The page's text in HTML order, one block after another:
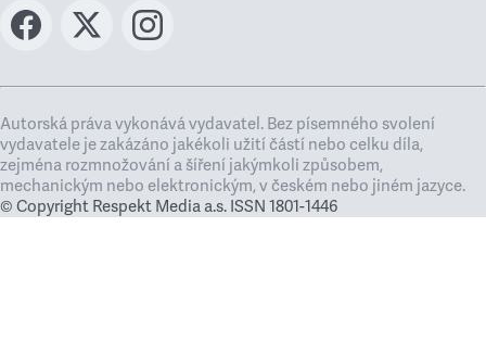
Autorská práva vykonává vydavatel. Bez písemného svolení
vydavatele je zakázáno jakékoli užití částí nebo celku díla,
zejména rozmnožování a šíření jakýmkoli způsobem,
mechanickým nebo elektronickým, v českém nebo jiném jazyce.
© Copyright Respekt Media a.s. ISSN 1801-1446